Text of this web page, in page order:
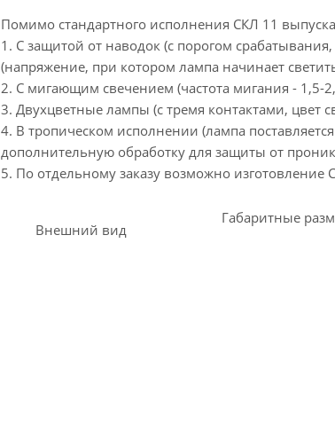
Помимо стандартного исполнения СКЛ 11
1. С защитой от наводок (с порогом
(напряжение, при котором лампа начинает
2. С мигающим свечением (частота мигания - 1,5-
3. Двухцветные лампы (с тремя контактами, цвет
4. В тропическом исполнении (лампа
дополнительную обработку для защиты от
5. По отдельному заказу возможно изготовление
Внешний вид
Габаритные